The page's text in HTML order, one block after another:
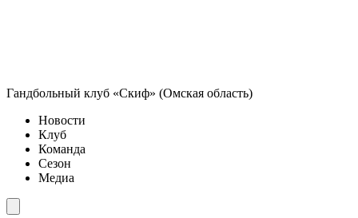
Гандбольный клуб «Скиф» (Омская область)
Новости
Клуб
Команда
Сезон
Медиа